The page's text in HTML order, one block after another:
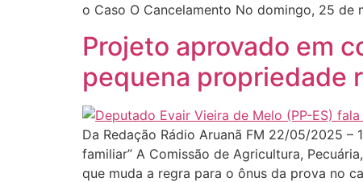
o Caso O Cancelamento No domingo, 25 de
Projeto aprovado em
pequena propriedade
Da Redação Rádio Aruanã FM 22/05/2025
familiar” A Comissão de Agricultura,
que muda a regra para o ônus da prova no